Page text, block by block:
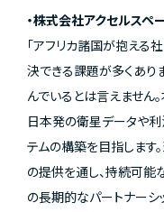
・株式会社アクセルス
「アフリカ諸国が抱える
決できる課題が多くあり
んでいるとは言えません
日本発の衛星データや
テムの構築を目指します
の提供を通し、持続可
の長期的なパートナーシ